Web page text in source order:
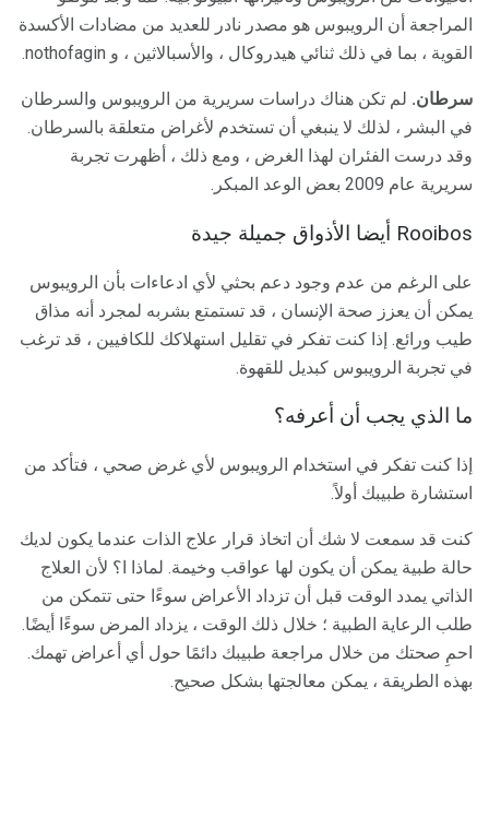
المراجعة أن الرويبوس هو مصدر نادر للعديد من مضادات الأكسدة
القوية ، بما في ذلك ثنائي هيدروكال ، والأسبالاثين ، و nothofagin.
سرطان. لم تكن هناك دراسات سريرية من الرويبوس والسرطان
في البشر ، لذلك لا ينبغي أن تستخدم لأغراض متعلقة بالسرطان.
وقد درست الفئران لهذا الغرض ، ومع ذلك ، أظهرت تجربة
سريرية عام 2009 بعض الوعد المبكر.
Rooibos أيضا الأذواق جميلة جيدة
على الرغم من عدم وجود دعم بحثي لأي ادعاءات بأن الرويبوس
يمكن أن يعزز صحة الإنسان ، قد تستمتع بشربه لمجرد أنه مذاق
طيب ورائع. إذا كنت تفكر في تقليل استهلاكك للكافيين ، قد ترغب
في تجربة الرويبوس كبديل للقهوة.
ما الذي يجب أن أعرفه؟
إذا كنت تفكر في استخدام الرويبوس لأي غرض صحي ، فتأكد من
استشارة طبيبك أولاً.
كنت قد سمعت لا شك أن اتخاذ قرار علاج الذات عندما يكون لديك
حالة طبية يمكن أن يكون لها عواقب وخيمة. لماذا ا؟ لأن العلاج
الذاتي يمدد الوقت قبل أن تزداد الأعراض سوءًا حتى تتمكن من
طلب الرعاية الطبية ؛ خلال ذلك الوقت ، يزداد المرض سوءًا أيضًا.
احمِ صحتك من خلال مراجعة طبيبك دائمًا حول أي أعراض تهمك.
بهذه الطريقة ، يمكن معالجتها بشكل صحيح.